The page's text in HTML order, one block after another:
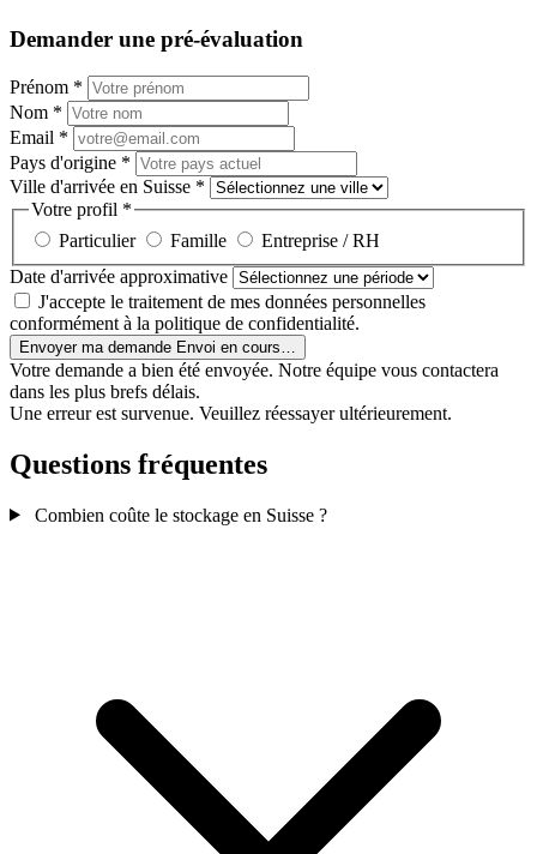
Demander une pré-évaluation
Prénom *
Nom *
Email *
Pays d'origine *
Ville d'arrivée en Suisse *
Votre profil *
Particulier
Famille
Entreprise / RH
Date d'arrivée approximative
J'accepte le traitement de mes données personnelles
conformément à la politique de confidentialité.
Envoyer ma demande Envoi en cours…
Votre demande a bien été envoyée. Notre équipe vous contactera
dans les plus brefs délais.
Une erreur est survenue. Veuillez réessayer ultérieurement.
Questions fréquentes
Combien coûte le stockage en Suisse ?